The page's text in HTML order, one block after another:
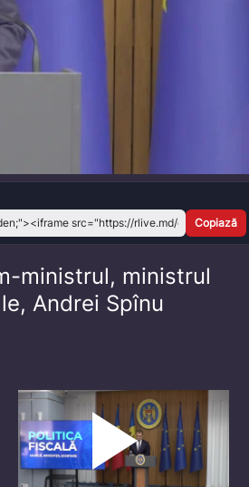
Copiază
ministrul, ministrul
Andrei Spînu